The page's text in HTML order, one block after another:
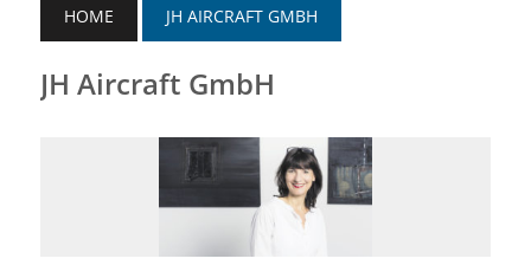
HOME JH AIRCRAFT GMBH
JH Aircraft GmbH